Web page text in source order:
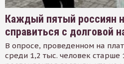
Каждый пятый россиян
справиться с долговой
В опросе, проведенном на
среди 1,2 тыс. человек старше